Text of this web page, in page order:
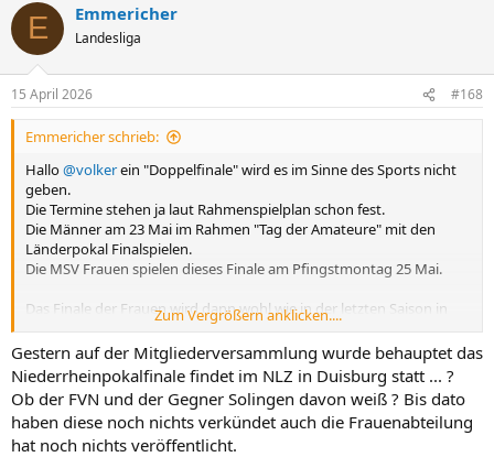
k
i
e
n
E Emmericher
Landesliga
15 April 2026 #168
Emmericher schrieb:
Hallo@volkerein "Doppelfinale" wird es im Sinne des Sports nicht
geben.
Die Termine stehen ja laut Rahmenspielplan schon fest.
Die Männer am 23 Mai im Rahmen "Tag der Amateure" mit den
Länderpokal Finalspielen.
Die MSV Frauen spielen dieses Finale am Pfingstmontag 25 Mai.
Das Finale der Frauen wird dann wohl wie in der letzten Saison in
Solingen stattfinden...
Zum Vergrößern anklicken....
Gestern auf der Mitgliederversammlung wurde behauptet das
Niederrheinpokalfinale findet im NLZ in Duisburg statt ... ?
Ob der FVN und der Gegner Solingen davon weiß ? Bis dato
haben diese noch nichts verkündet auch die Frauenabteilung
hat noch nichts veröffentlicht.